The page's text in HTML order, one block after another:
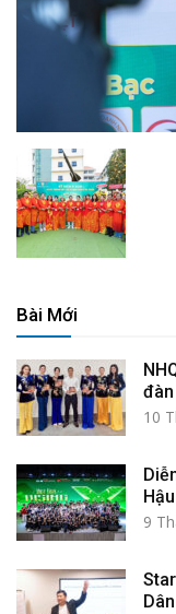
Bài Mới
đàn
10
9